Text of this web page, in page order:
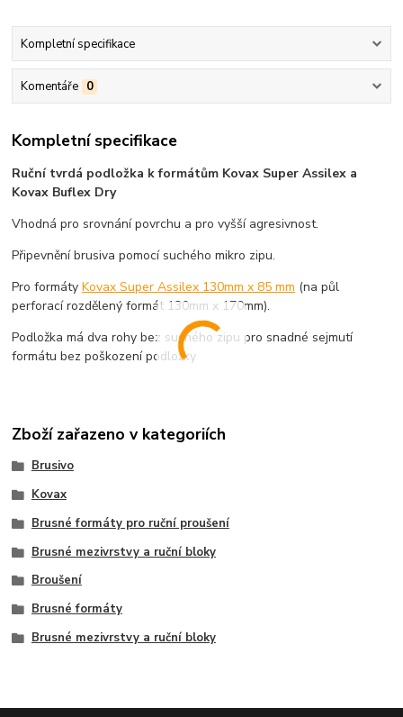
Kompletní specifikace
Komentáře 0
Kompletní specifikace
Ruční tvrdá podložka k formátům Kovax Super Assilex a
Kovax Buflex Dry
Vhodná pro srovnání povrchu a pro vyšší agresivnost.
Připevnění brusiva pomocí suchého mikro zipu.
Pro formátyKovax Super Assilex 130mm x 85 mm (na půl
perforací rozdělený formát 130mm x 170mm).
Podložka má dva rohy bez suchého zipu pro snadné sejmutí
formátu bez poškození podložky
Zboží zařazeno v kategoriích
Brusivo
Kovax
Brusné formáty pro ruční proušení
Brusné mezivrstvy a ruční bloky
Broušení
Brusné formáty
Brusné mezivrstvy a ruční bloky